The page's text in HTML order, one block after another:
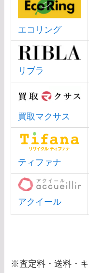
エコリング
リブラ
買取マクサス
ティファナ
アクイール
※査定料・送料・